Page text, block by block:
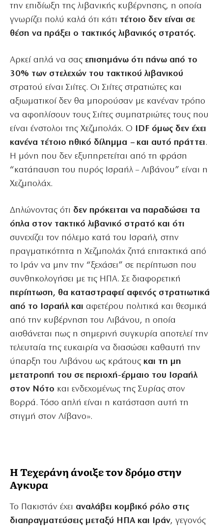
την επιδίωξη της λιβανικής κυβέρνησης, η οποία
γνωρίζει πολύ καλά ότι κάτι τέτοιο δεν είναι σε
θέση να πράξει ο τακτικός λιβανικός στρατός.
Αρκεί απλά να σας επισημάνω ότι πάνω από το
30% των στελεχών του τακτικού λιβανικού
στρατού είναι Σιίτες. Οι Σιίτες στρατιώτες και
αξιωματικοί δεν θα μπορούσαν με κανέναν τρόπο
να αφοπλίσουν τους Σιίτες συμπατριώτες τους που
είναι ένστολοι της Χεζμπολάχ. Ο IDF όμως δεν έχει
κανένα τέτοιο ηθικό δίλημμα – και αυτό πράττει.
Η μόνη που δεν εξυπηρετείται από τη φράση
“κατάπαυση του πυρός Ισραήλ – Λιβάνου” είναι η
Χεζμπολάχ.
Δηλώνοντας ότι δεν πρόκειται να παραδώσει τα
όπλα στον τακτικό λιβανικό στρατό και ότι
συνεχίζει τον πόλεμο κατά του Ισραήλ, στην
πραγματικότητα η Χεζμπολάχ ζητά επιτακτικά από
το Ιράν να μην την “ξεχάσει” σε περίπτωση που
συνθηκολογήσει με τις ΗΠΑ. Σε διαφορετική
περίπτωση, θα καταστραφεί αφενός στρατιωτικά
από το Ισραήλ και αφετέρου πολιτικά και θεσμικά
από την κυβέρνηση του Λιβάνου, η οποία
αισθάνεται πως η σημερινή συγκυρία αποτελεί την
τελευταία της ευκαιρία να διασώσει καθαυτή την
ύπαρξη του Λιβάνου ως κράτουςκαι τη μη
μετατροπή του σε περιοχή-έρμαιο του Ισραήλ
στον Νότο και ενδεχομένως της Συρίας στον
Βορρά. Τόσο απλή είναι η κατάσταση αυτή τη
στιγμή στον Λίβανο».
Η Τεχεράνη άνοιξε τον δρόμο στην
Αγκυρα
Το Πακιστάν έχει αναλάβει κομβικό ρόλο στις
διαπραγματεύσεις μεταξύ ΗΠΑ και Ιράν, γεγονός